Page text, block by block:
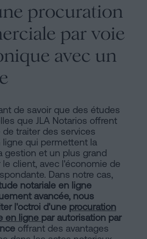
procuration
par voie
avec un
de savoir que des études
que JLA Notarios offrent
de traiter des services
ligne qui permettent la
gestion et un plus grand
client, avec l'économie de
Dans notre cas,
notariale en ligne
avancée, nous
l'octroi d'une procuration
en ligne par autorisation par
offrant des avantages